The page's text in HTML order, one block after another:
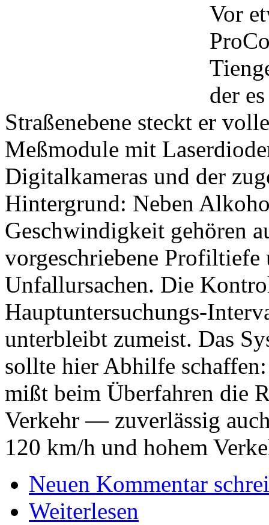
Vor
der
Straßenebene steckt er
Meßmodule mit
Digitalkameras und der
Hintergrund: Neben
Geschwindigkeit gehören
vorgeschriebene Profiltiefe
Unfallursachen. Die
Hauptuntersuchungs-
unterbleibt zumeist. Das
sollte hier Abhilfe
mißt beim Überfahren die
Verkehr — zuverlässig
120 km/h und hohem
Neuen Kommentar
Weiterlesen